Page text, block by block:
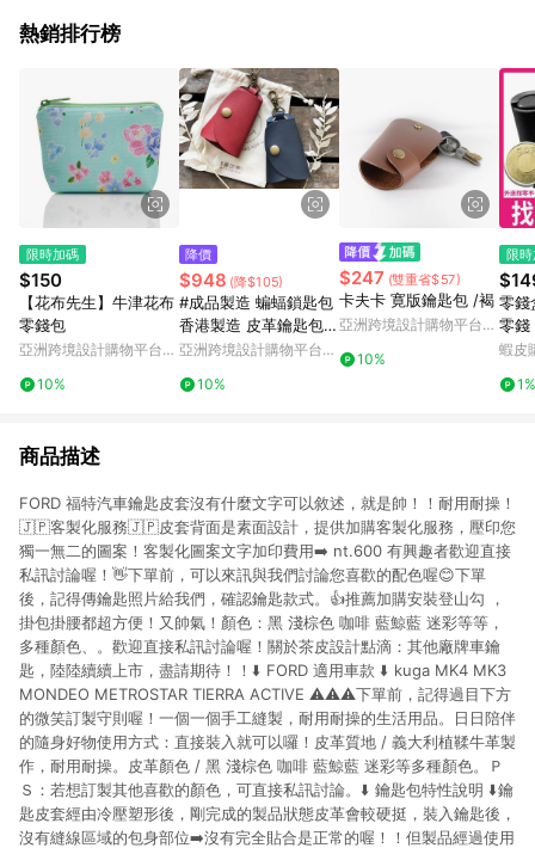
熱銷排行榜
限時加碼
$150
【花布先生】牛津花布
零錢包
亞洲跨境設計購物平台
10%
降價
$948 (降$105)
#成品製造 蝙蝠鎖匙包
香港製造 皮革鑰匙包
多容量 手工皮革
亞洲跨境設計購物平台
10%
$247 (雙重省$57)
卡夫卡 寛版鑰匙包 /褐
亞洲跨境設計購物平台
10%
限
零錢
零錢
員必
存錢
蝦皮
1%
商品描述
FORD 福特汽車鑰匙皮套沒有什麼文字可以敘述，就是帥！！耐用耐操！
🇯🇵客製化服務🇯🇵皮套背面是素面設計，提供加購客製化服務，壓印您
獨一無二的圖案！客製化圖案文字加印費用➡️ nt.600 有興趣者歡迎直接
私訊討論喔！👋下單前，可以來訊與我們討論您喜歡的配色喔😊下單
後，記得傳鑰匙照片給我們，確認鑰匙款式。👍推薦加購安裝登山勾 ，
掛包掛腰都超方便！又帥氣！顏色：黑 淺棕色 咖啡 藍鯨藍 迷彩等等，
多種顏色、。歡迎直接私訊討論喔！關於茶皮設計點滴：其他廠牌車鑰
匙，陸陸續續上市，盡請期待！！⬇️ FORD 適用車款 ⬇️ kuga MK4 MK3
MONDEO METROSTAR TIERRA ACTIVE ⚠️⚠️⚠️下單前，記得過目下方
的微笑訂製守則喔！一個一個手工縫製，耐用耐操的生活用品。日日陪伴
的隨身好物使用方式：直接裝入就可以囉！皮革質地 / 義大利植鞣牛革製
作，耐用耐操。皮革顏色 / 黑 淺棕色 咖啡 藍鯨藍 迷彩等多種顏色。Ｐ
Ｓ：若想訂製其他喜歡的顏色，可直接私訊討論。⬇️ 鑰匙包特性說明 ⬇️鑰
匙皮套經由冷壓塑形後，剛完成的製品狀態皮革會較硬挺，裝入鑰匙後，
沒有縫線區域的包身部位➡️沒有完全貼合是正常的喔！！但製品經過使用